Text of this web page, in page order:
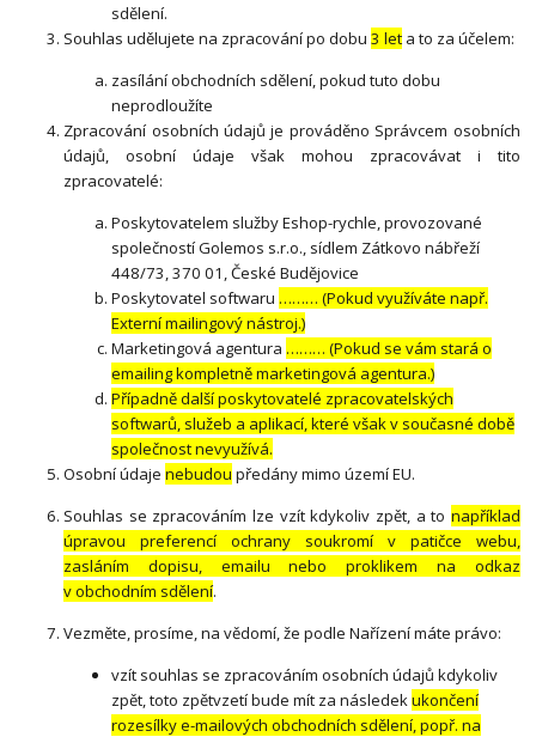
sdělení.
Souhlas udělujete na zpracování po dobu3 let a to za účelem:
zasílání obchodních sdělení, pokud tuto dobu
neprodloužíte
Zpracování osobních údajů je prováděno Správcem osobních
údajů, osobní údaje však mohou zpracovávat i tito
zpracovatelé:
Poskytovatelem služby Eshop-rychle, provozované
společností Golemos s.r.o., sídlem Zátkovo nábřeží
448/73, 370 01, České Budějovice
Poskytovatel softwaru ……… (Pokud využíváte např.
Externí mailingový nástroj.)
Marketingová agentura ……… (Pokud se vám stará o
emailing kompletně marketingová agentura.)
Případně další poskytovatelé zpracovatelských
softwarů, služeb a aplikací, které však v současné době
společnost nevyužívá.
Osobní údajenebudou předány mimo území EU.
Souhlas se zpracováním lze vzít kdykoliv zpět, a to například
úpravou preferencí ochrany soukromí v patičce webu,
zasláním dopisu, emailu nebo proklikem na odkaz
v obchodním sdělení.
Vezměte, prosíme, na vědomí, že podle Nařízení máte právo:
vzít souhlas se zpracováním osobních údajů kdykoliv
zpět, toto zpětvzetí bude mít za následekukončení
rozesílky e-mailových obchodních sdělení, popř. na